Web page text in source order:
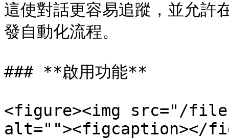
這使對話更容易追蹤，並允許
發自動化流程。
### **啟用功能**
<figure><img src="/files/
alt=""><figcaption></